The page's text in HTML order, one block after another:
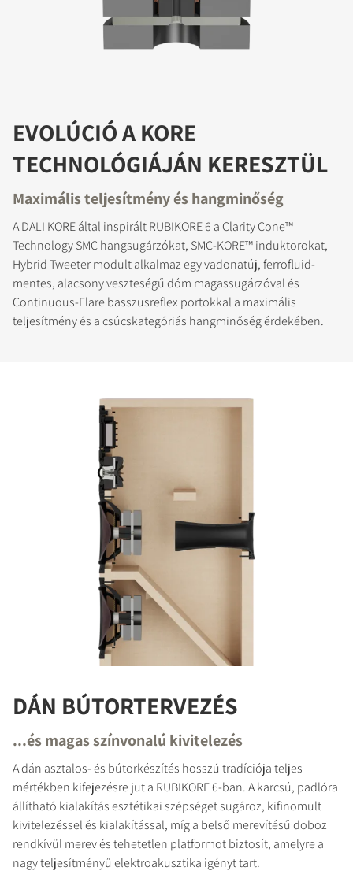
EVOLÚCIÓ A KORE
TECHNOLÓGIÁJÁN KERESZTÜL
Maximális teljesítmény és hangminőség
A DALI KORE által inspirált RUBIKORE 6 a Clarity Cone™
Technology SMC hangsugárzókat, SMC-KORE™ induktorokat,
Hybrid Tweeter modult alkalmaz egy vadonatúj, ferrofluid-
mentes, alacsony veszteségű dóm magassugárzóval és
Continuous-Flare basszusreflex portokkal a maximális
teljesítmény és a csúcskategóriás hangminőség érdekében.
DÁN BÚTORTERVEZÉS
...és magas színvonalú kivitelezés
A dán asztalos- és bútorkészítés hosszú tradíciója teljes
mértékben kifejezésre jut a RUBIKORE 6-ban. A karcsú, padlóra
állítható kialakítás esztétikai szépséget sugároz, kifinomult
kivitelezéssel és kialakítással, míg a belső merevítésű doboz
rendkívül merev és tehetetlen platformot biztosít, amelyre a
nagy teljesítményű elektroakusztika igényt tart.